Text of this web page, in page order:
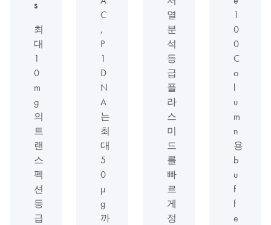
s
최
대
1
0
m
g
의
트
랜
스
펙
션
등
급
C
,
P
1
D
N
A
는
최
대
5
0
μ
g
까
열
분
석
등
급
플
라
스
미
드
를
빠
르
게
정
1
0
0
C
o
l
u
m
n
용
b
u
f
f
e